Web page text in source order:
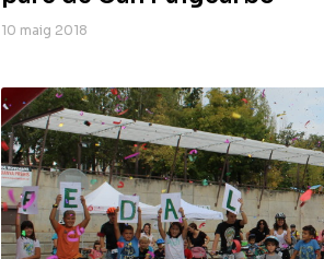
10 maig 2018